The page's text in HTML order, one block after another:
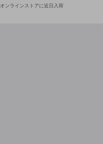
オンラインストアに近日入荷